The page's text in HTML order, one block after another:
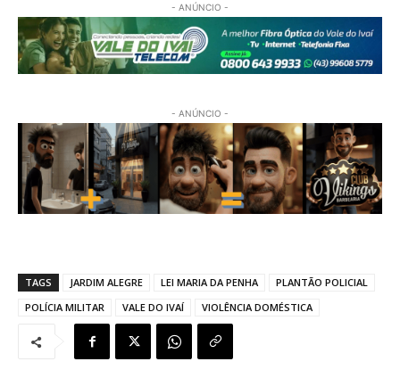
- ANÚNCIO -
- ANÚNCIO -
TAGS JARDIM ALEGRE LEI MARIA DA PENHA
PLANTÃO POLICIAL
POLÍCIA MILITAR
VALE DO IVAÍ VIOLÊNCIA DOMÉSTICA